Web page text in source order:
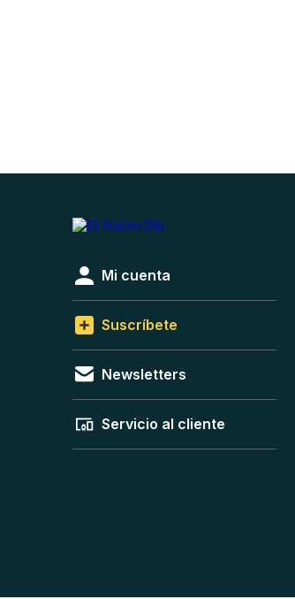
Mi cuenta
Suscríbete
Newsletters
Servicio al cliente